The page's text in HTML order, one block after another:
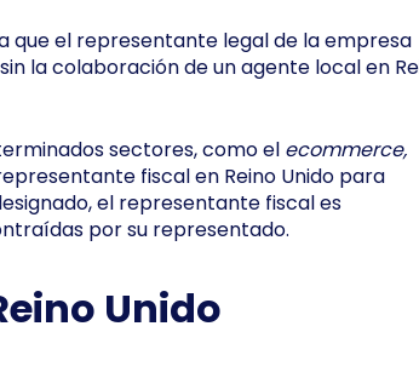
que el representante legal de la empresa
la colaboración de un agente local en
sectores, como el ecommerce,
fiscal en Reino Unido para
el representante fiscal es
por su representado.
Unido